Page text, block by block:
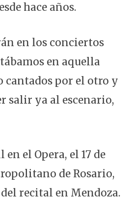
hace años.
en los conciertos
en aquella
cantados por el otro y
salir ya al escenario,
el Opera, el 17 de
de Rosario,
recital en Mendoza.